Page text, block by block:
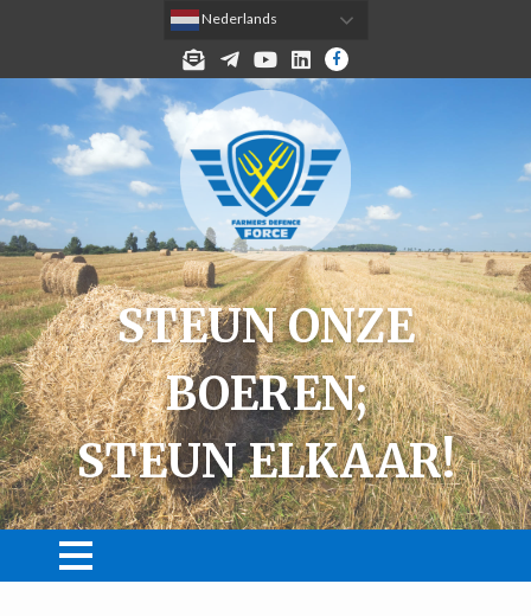
MELD JE AAN VOOR DE NIEUWSBRIEF!
TELEGRAMYOUTUBELINKEDINFACEBOOK
Nederlands
STEUN ONZE
BOEREN;
STEUN ELKAAR!